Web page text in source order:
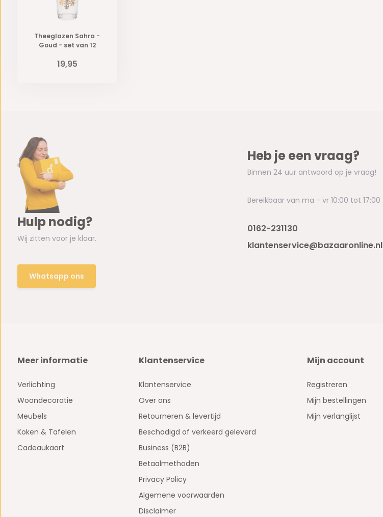
Theeglazen Sahra -
Goud - set van 12
19,95
Hulp nodig?
Wij zitten voor je klaar.
Whatsapp ons
Heb je een vraag?
Binnen 24 uur antwoord op je vraag!
Bereikbaar van ma - vr 10:00 tot 17:00
0162-231130
klantenservice@bazaaronline.nl
Meer informatie
Verlichting
Woondecoratie
Meubels
Koken & Tafelen
Cadeaukaart
Klantenservice
Klantenservice
Over ons
Retourneren & levertijd
Beschadigd of verkeerd geleverd
Business (B2B)
Betaalmethoden
Privacy Policy
Algemene voorwaarden
Disclaimer
Mijn account
Registreren
Mijn bestellingen
Mijn verlanglijst